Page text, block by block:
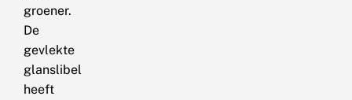
groener.
De
gevlekte
glanslibel
heeft